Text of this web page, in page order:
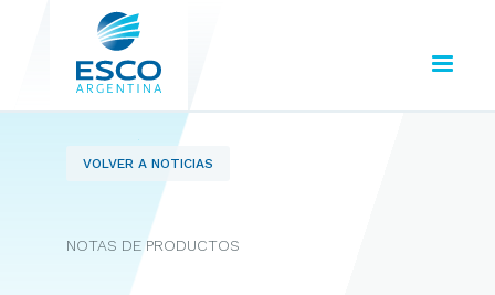
VOLVER A NOTICIAS
NOTAS DE PRODUCTOS